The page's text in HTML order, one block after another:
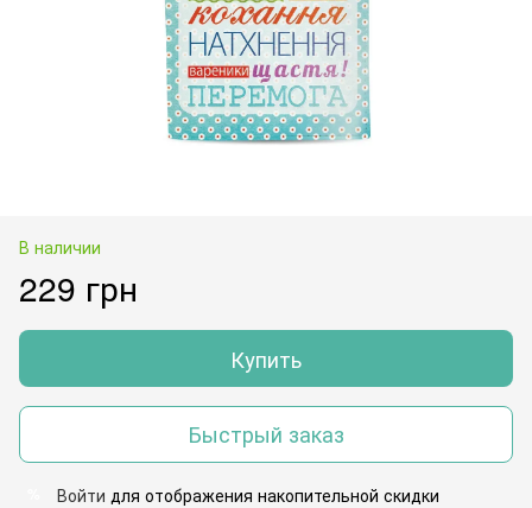
В наличии
229 грн
Купить
Быстрый заказ
Войти для отображения накопительной скидки